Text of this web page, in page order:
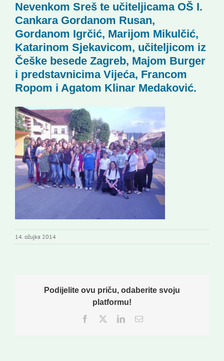
Nevenkom Sreš te učiteljicama OŠ I.
Cankara Gordanom Rusan,
Gordanom Igrčić, Marijom Mikulčić,
Katarinom Sjekavicom, učiteljicom iz
Češke besede Zagreb, Majom Burger
i predstavnicima Vijeća, Francom
Ropom i Agatom Klinar Medaković.
14. ožujka 2014
Podijelite ovu priču, odaberite svoju
platformu!
Facebook
TwitterLinkedInEmail: